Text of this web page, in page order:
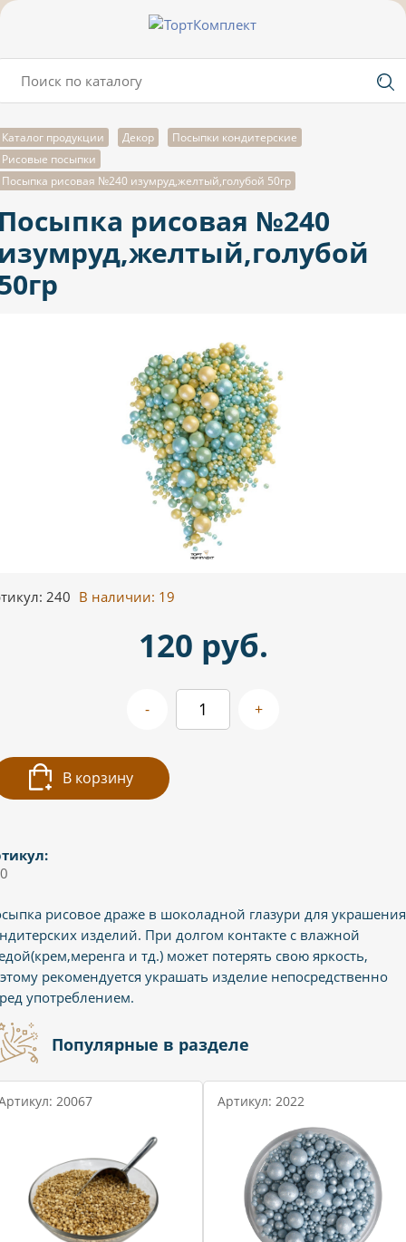
Каталог продукции Декор
Посыпки кондитерские
Рисовые посыпки
Посыпка рисовая №240 изумруд,желтый,голубой 50гр
рисовая №240
240 В наличии: 19
120 руб.
- +
В корзину
рисовое драже в шоколадной глазури для украшения
изделий. При долгом контакте с влажной
и тд.) может потерять свою яркость,
рекомендуется украшать изделие непосредственно
употреблением.
Популярные в разделе
20067 Артикул: 2022